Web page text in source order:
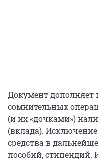
Документ дополняет
сомнительных
(и их «дочками»)
(вклада).
средства в
пособий, стипендий.